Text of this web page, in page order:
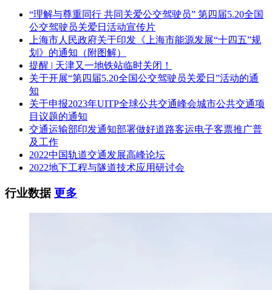
“理解与尊重同行 共同关爱公交驾驶员” 第四届5.20全国
公交驾驶员关爱日活动宣传片
上海市人民政府关于印发《上海市能源发展“十四五”规
划》的通知（附图解）
提醒 | 天津又一地铁站临时关闭！
关于开展“第四届5.20全国公交驾驶员关爱日”活动的通
知
关于申报2023年UITP全球公共交通峰会城市公共交通项
目议题的通知
交通运输部印发通知部署做好道路客运电子客票推广普
及工作
2022中国轨道交通发展高峰论坛
2022地下工程与隧道技术应用研讨会
行业数据更多